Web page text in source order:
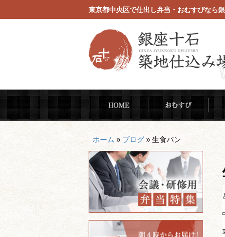
東京都中央区で仕出し弁当・おむすびなら
ン
テ
HOME おむ
ホーム » ブログ » 生食パン